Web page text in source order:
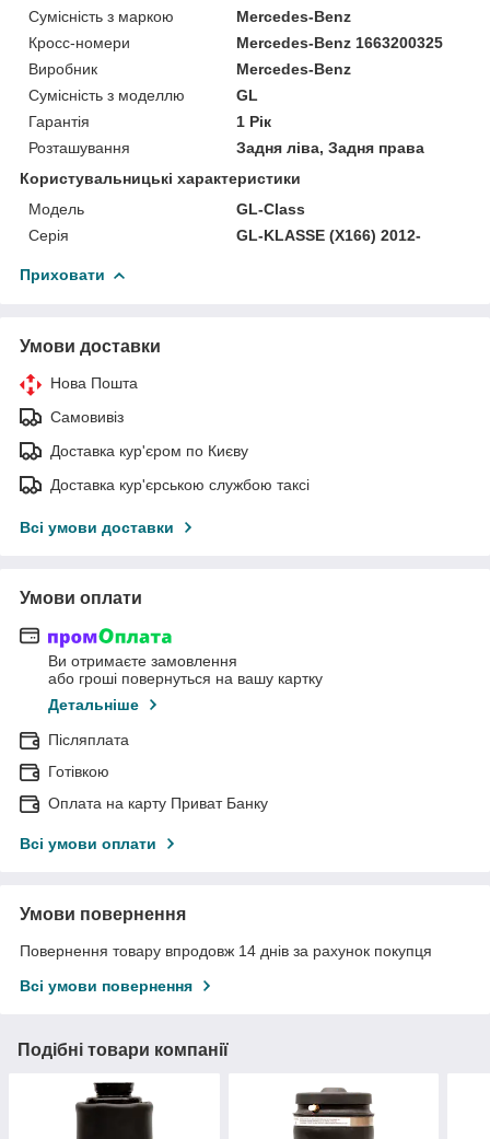
Сумісність з маркою
Mercedes-Benz
Кросс-номери
Mercedes-Benz 1663200325
Виробник
Mercedes-Benz
Сумісність з моделлю
GL
Гарантія
1 Рік
Розташування
Задня ліва, Задня права
Користувальницькі характеристики
Модель
GL-Class
Серія
GL-KLASSE (X166) 2012-
Приховати
Умови доставки
Нова Пошта
Самовивіз
Доставка кур'єром по Києву
Доставка кур'єрською службою таксі
Всі умови доставки
Умови оплати
Ви отримаєте замовлення
або гроші повернуться на вашу картку
Детальніше
Післяплата
Готівкою
Оплата на карту Приват Банку
Всі умови оплати
Умови повернення
Повернення товару впродовж 14 днів за рахунок покупця
Всі умови повернення
Подібні товари компанії